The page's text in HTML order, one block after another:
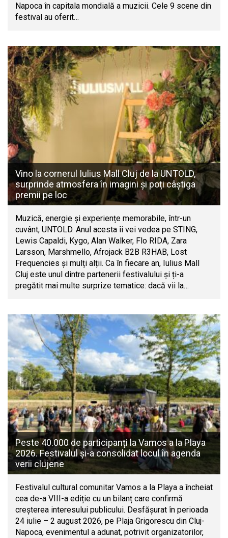
Napoca în capitala mondială a muzicii. Cele 9 scene din
festival au oferit…
Vino la cornerul Iulius Mall Cluj de la UNTOLD,
surprinde atmosfera în imagini și poți câștiga
premii pe loc
Muzică, energie și experiențe memorabile, într-un
cuvânt, UNTOLD. Anul acesta îi vei vedea pe STING,
Lewis Capaldi, Kygo, Alan Walker, Flo RIDA, Zara
Larsson, Marshmello, Afrojack B2B R3HAB, Lost
Frequencies și mulți alții. Ca în fiecare an, Iulius Mall
Cluj este unul dintre partenerii festivalului și ți-a
pregătit mai multe surprize tematice: dacă vii la…
Peste 40.000 de participanți la Vamos a la Playa
2026. Festivalul și-a consolidat locul în agenda
verii clujene
Festivalul cultural comunitar Vamos a la Playa a încheiat
cea de-a VIII-a ediție cu un bilanț care confirmă
creșterea interesului publicului. Desfășurat în perioada
24 iulie – 2 august 2026, pe Plaja Grigorescu din Cluj-
Napoca, evenimentul a adunat, potrivit organizatorilor,